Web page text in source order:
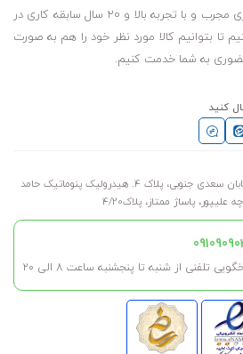
دقیق هستیم شرکت ما با کادری مجرب و با تجربه بالا و ۲۰ سال سابقه کاری در
بتوانیم کالا مورد نظر خود را هم به صورت
به شما خدمت کنیم.
کنید
4. هیدرولیک پنوماتیک حامد
پاساژ ممتاز، پلاک4/20
تلفنی از شنبه تا پنجشنبه ساعت 8 الی ۲۰